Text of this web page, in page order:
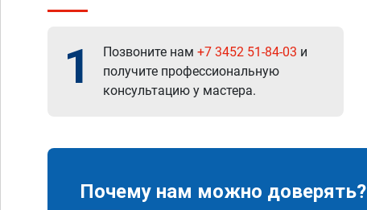
1 Позвоните нам +7 3452 51-84-03 и
получите профессиональную
консультацию у мастера.
Почему нам можно доверять?